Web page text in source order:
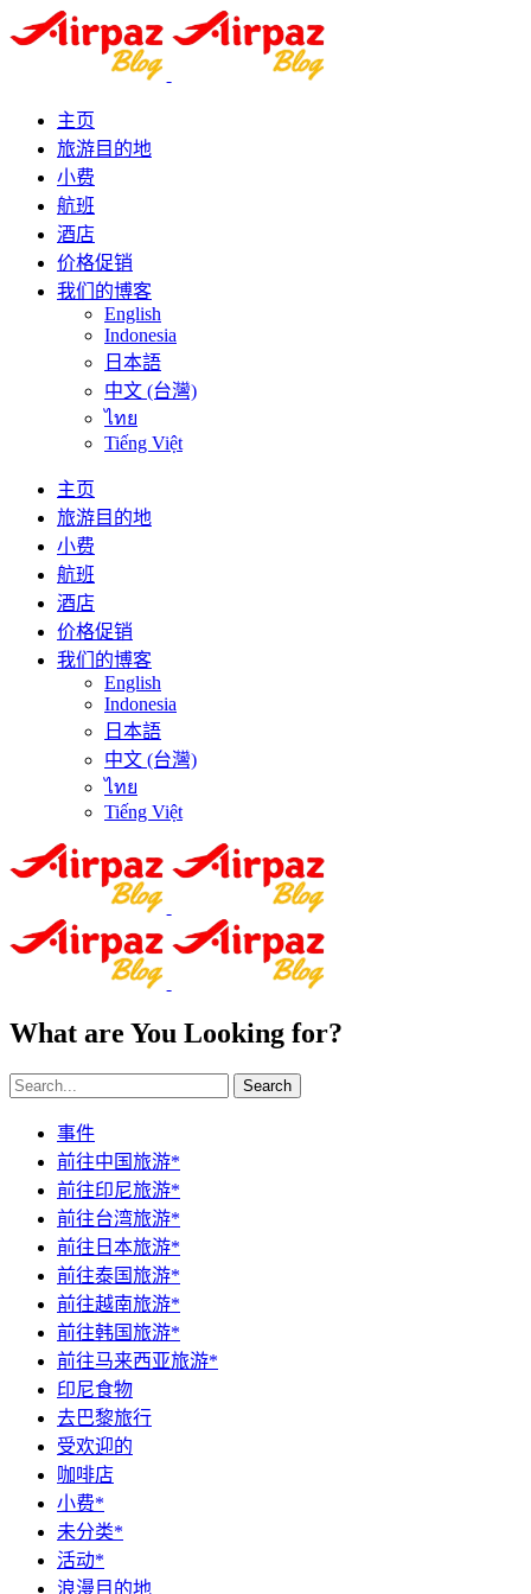
主页
旅游目的地
小费
航班
酒店
价格促销
我们的博客
English
Indonesia
日本語
中文 (台灣)
ไทย
Tiếng Việt
主页
旅游目的地
小费
航班
酒店
价格促销
我们的博客
English
Indonesia
日本語
中文 (台灣)
ไทย
Tiếng Việt
What are You Looking for?
Search
事件
前往中国旅游*
前往印尼旅游*
前往台湾旅游*
前往日本旅游*
前往泰国旅游*
前往越南旅游*
前往韩国旅游*
前往马来西亚旅游*
印尼食物
去巴黎旅行
受欢迎的
咖啡店
小费*
未分类*
活动*
浪漫目的地